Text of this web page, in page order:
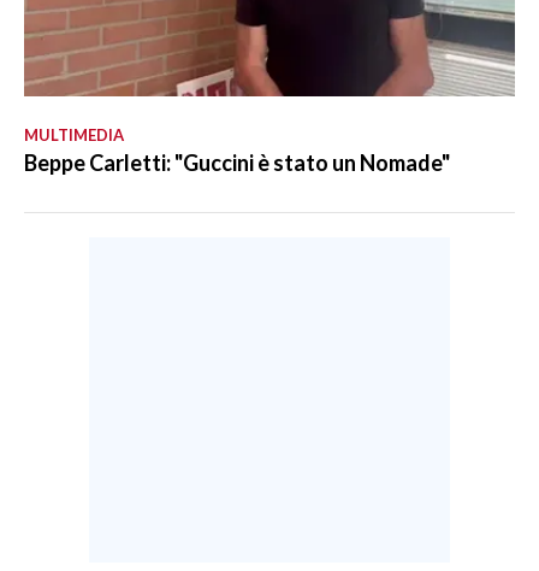
MULTIMEDIA
Beppe Carletti: "Guccini è stato un Nomade"